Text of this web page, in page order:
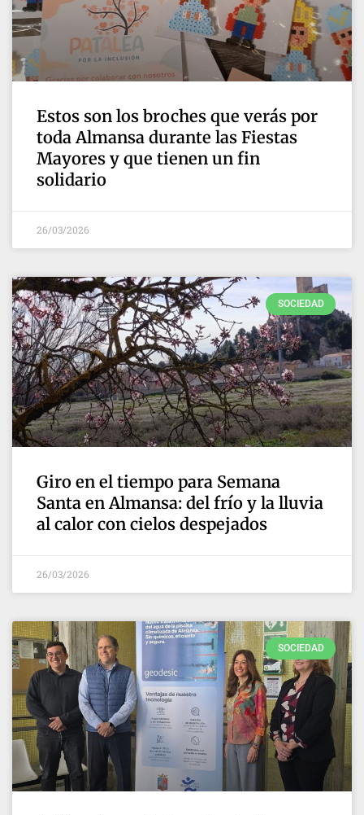
Estos son los broches que verás por
toda Almansa durante las Fiestas
Mayores y que tienen un fin
solidario
26/03/2026
SOCIEDAD
Giro en el tiempo para Semana
Santa en Almansa: del frío y la lluvia
al calor con cielos despejados
26/03/2026
SOCIEDAD